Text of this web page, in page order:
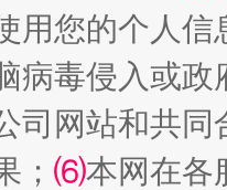
用您的个人
病毒侵入或
司网站和共
； ⑹本网在各